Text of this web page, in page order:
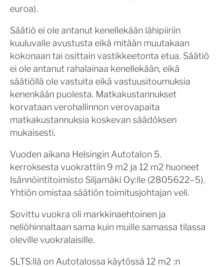
euroa).
Säätiö ei ole antanut kenellekään lähipiiriin
kuuluvalle avustusta eikä mitään muutakaan
kokonaan tai osittain vastikkeetonta etua. Säätiö
ei ole antanut rahalainaa kenellekään, eikä
säätiöllä ole vastuita eikä vastuusitoumuksia
kenenkään puolesta. Matkakustannukset
korvataan verohallinnon verovapaita
matkakustannuksia koskevan säädöksen
mukaisesti.
Vuoden aikana Helsingin Autotalon 5.
kerroksesta vuokrattiin 9 m2 ja 12 m2 huoneet
Isännöintitoimisto Siljamäki Oy:lle (2805622–5).
Yhtiön omistaa säätiön toimitusjohtajan veli.
Sovittu vuokra oli markkinaehtoinen ja
neliöhinnaltaan sama kuin muille samassa tilassa
oleville vuokralaisille.
SLTS:llä on Autotalossa käytössä 12 m2 :n